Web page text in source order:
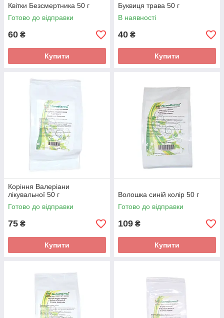
Квітки Безсмертника 50 г
Готово до відправки
60 ₴
Купити
Буквиця трава 50 г
В наявності
40 ₴
Купити
Коріння Валеріани
лікувальної 50 г
Готово до відправки
75 ₴
Купити
Волошка синій колір 50 г
Готово до відправки
109 ₴
Купити